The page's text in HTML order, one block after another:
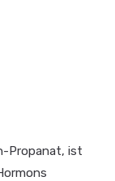
Propanat, ist